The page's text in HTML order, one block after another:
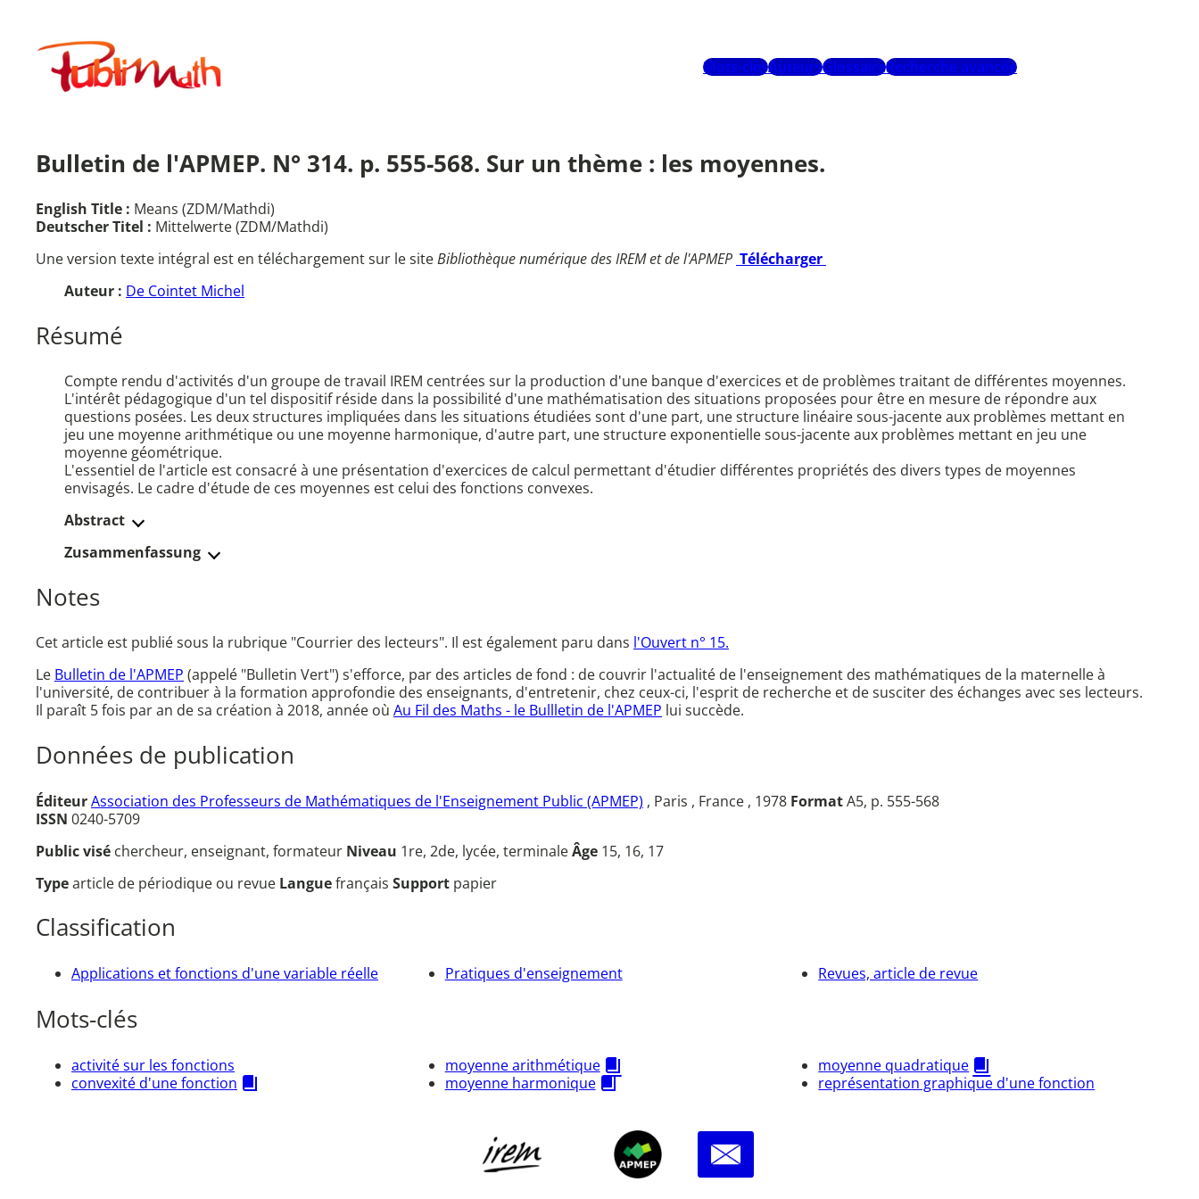
contenuPublimath
Mots-clésAuteursGlossaireRecherche avancée
Bulletin de l'APMEP. N° 314. p. 555-568. Sur un thème : les moyennes.
English Title : Means (ZDM/Mathdi)
Deutscher Titel : Mittelwerte (ZDM/Mathdi)
Une version texte intégral est en téléchargement sur le siteBibliothèque numérique des IREM et de l'APMEP Télécharger
Auteur : De Cointet Michel
Résumé
Compte rendu d'activités d'un groupe de travail IREM centrées sur la production d'une banque d'exercices et de problèmes traitant de différentes moyennes.
L'intérêt pédagogique d'un tel dispositif réside dans la possibilité d'une mathématisation des situations proposées pour être en mesure de répondre aux
questions posées. Les deux structures impliquées dans les situations étudiées sont d'une part, une structure linéaire sous-jacente aux problèmes mettant en
jeu une moyenne arithmétique ou une moyenne harmonique, d'autre part, une structure exponentielle sous-jacente aux problèmes mettant en jeu une
moyenne géométrique.
L'essentiel de l'article est consacré à une présentation d'exercices de calcul permettant d'étudier différentes propriétés des divers types de moyennes
envisagés. Le cadre d'étude de ces moyennes est celui des fonctions convexes.
Abstract
Zusammenfassung
Notes
Cet article est publié sous la rubrique "Courrier des lecteurs". Il est également paru dans l'Ouvert n° 15.
Le Bulletin de l'APMEP (appelé "Bulletin Vert") s'efforce, par des articles de fond : de couvrir l'actualité de l'enseignement des mathématiques de la maternelle à
l'université, de contribuer à la formation approfondie des enseignants, d'entretenir, chez ceux-ci, l'esprit de recherche et de susciter des échanges avec ses lecteurs.
Il paraît 5 fois par an de sa création à 2018, année où Au Fil des Maths - le Bullletin de l'APMEP lui succède.
Données de publication
ÉditeurAssociation des Professeurs de Mathématiques de l'Enseignement Public (APMEP) , Paris , France , 1978 FormatA5, p. 555-568
ISSN 0240-5709
Public visé chercheur, enseignant, formateur Niveau 1re, 2de, lycée, terminaleÂge 15, 16, 17
Typearticle de périodique ou revue Languefrançais Support papier
Classification
Applications et fonctions d'une variable réelle Pratiques d'enseignement Revues, article de revue
Mots-clés
activité sur les fonctions
convexité d'une fonction
moyenne arithmétique
moyenne harmonique
moyenne quadratique
représentation graphique d'une fonction